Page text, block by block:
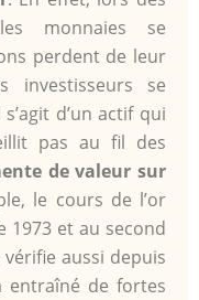
monnaies se
perdent de leur
investisseurs se
d’un actif qui
pas au fil des
de valeur sur
le cours de l’or
1973 et au second
aussi depuis
entraîné de fortes